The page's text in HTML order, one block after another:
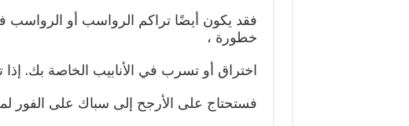
فقد يكون أيضًا تراكم الرواسب أو الرواسب
خطورة ،
اختراق أو تسرب في الأنابيب الخاصة بك. إذا
فستحتاج على الأرجح إلى سباك على الفور